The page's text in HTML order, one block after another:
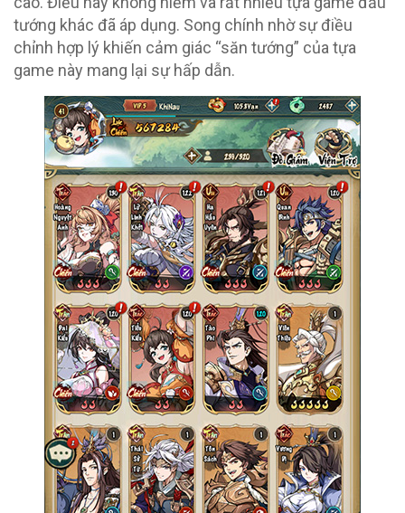
tướng khác đã áp dụng. Song chính nhờ sự điều
chỉnh hợp lý khiến cảm giác “săn tướng” của tựa
game này mang lại sự hấp dẫn.